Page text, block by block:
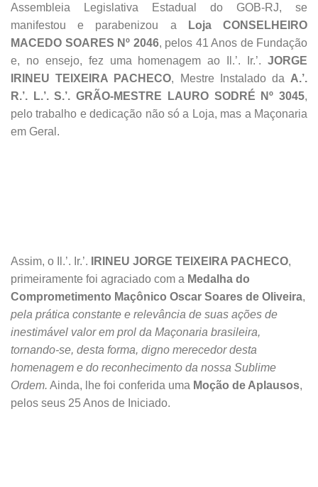
Assembleia Legislativa Estadual do GOB-RJ, se
manifestou e parabenizou a
Loja CONSELHEIRO
MACEDO SOARES Nº 2046, pelos 41 Anos de Fundação
e, no ensejo, fez uma homenagem ao Il.’. Ir.’. JORGE
IRINEU TEIXEIRA PACHECO, Mestre Instalado da A.’.
R.’. L.’. S.’. GRÃO-MESTRE LAURO SODRÉ Nº 3045,
pelo trabalho e dedicação não só a Loja, mas a Maçonaria
em Geral.
Assim, o Il.’. Ir.’. IRINEU JORGE TEIXEIRA PACHECO,
primeiramente foi agraciado com a Medalha do
Comprometimento Maçônico Oscar Soares de Oliveira,
pela prática constante e relevância de suas ações de
inestimável valor em prol da Maçonaria brasileira,
tornando-se, desta forma, digno merecedor desta
homenagem e do reconhecimento da nossa Sublime
Ordem. Ainda, lhe foi conferida uma Moção de Aplausos,
pelos seus 25 Anos de Iniciado.